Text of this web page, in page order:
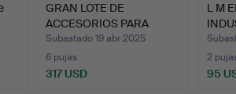
GRAN LOTE DE
ACCESORIOS PARA
RELOJES, piez…
Subastado 19 abr 2025
6 pujas
317 USD
L M
2
95